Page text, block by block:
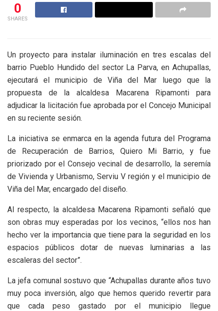
0
SHARES
Un proyecto para instalar iluminación en tres escalas del
barrio Pueblo Hundido del sector La Parva, en Achupallas,
ejecutará el municipio de Viña del Mar luego que la
propuesta de la alcaldesa Macarena Ripamonti para
adjudicar la licitación fue aprobada por el Concejo Municipal
en su reciente sesión.
La iniciativa se enmarca en la agenda futura del Programa
de Recuperación de Barrios, Quiero Mi Barrio, y fue
priorizado por el Consejo vecinal de desarrollo, la seremía
de Vivienda y Urbanismo, Serviu V región y el municipio de
Viña del Mar, encargado del diseño.
Al respecto, la alcaldesa Macarena Ripamonti señaló que
son obras muy esperadas por los vecinos, “ellos nos han
hecho ver la importancia que tiene para la seguridad en los
espacios públicos dotar de nuevas luminarias a las
escaleras del sector”.
La jefa comunal sostuvo que “Achupallas durante años tuvo
muy poca inversión, algo que hemos querido revertir para
que cada peso gastado por el municipio llegue